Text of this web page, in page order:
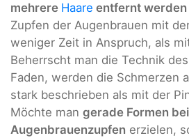
mehrere Haare entfernt werden
Zupfen der Augenbrauen mit
weniger Zeit in Anspruch, als
Beherrscht man die Technik
Faden, werden die Schmerzen
stark beschrieben als mit der
Möchte man gerade Formen
Augenbrauenzupfen erzielen,